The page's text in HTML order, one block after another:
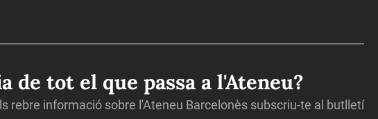
de tot el que passa a l'Ateneu?
rebre informació sobre l'Ateneu Barcelonès subscriu-te al butlletí